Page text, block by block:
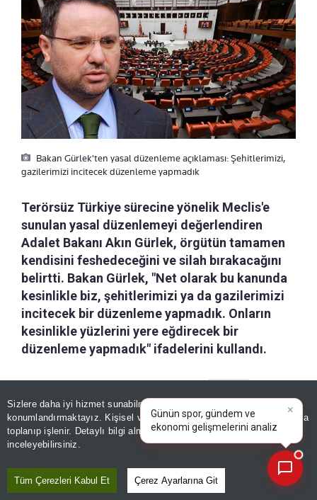
Sizlere daha iyi hizmet sunabilmek adına sitemizde
konumlandırmaktayız. Kişisel verileriniz, KVKK ve GDPR kapsamında
toplanıp işlenir. Detaylı bilgi almak içinAydınlatma Metnimizi
inceleyebilirsiniz.
Tüm Çerezleri Kabul Et Çerez Ayarlarına Git
Bakan Gürlek'ten yasal düzenleme açıklaması: Şehitlerimizi,
gazilerimizi incitecek düzenleme yapmadık
Terörsüz Türkiye sürecine yönelik Meclis'e
sunulan yasal düzenlemeyi değerlendiren
Adalet Bakanı Akın Gürlek, örgütün tamamen
kendisini feshedeceğini ve silah bırakacağını
belirtti. Bakan Gürlek, "Net olarak bu kanunda
kesinlikle biz, şehitlerimizi ya da gazilerimizi
incitecek bir düzenleme yapmadık. Onların
kesinlikle yüzlerini yere eğdirecek bir
düzenleme yapmadık" ifadelerini kullandı.
Adalet Bakanı Akın Gürlek, Milli Dayanışma ve
Toplumsal Bütünleşmenin Güçlendirilmesine
Dair Kanun Teklifi'ne ilişkin "Net olarak bu
kanunda kesinlikle biz, şehitlerimizi ya da
×
Günün spor, gündem ve
ekonomi gelişmelerini analiz
edin!|